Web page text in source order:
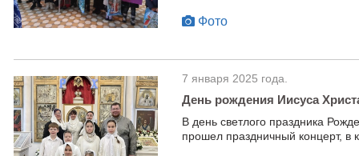
Фото
7 января 2025 года.
День рождения Иисуса
В день светлого праздника
прошел праздничный концерт, в